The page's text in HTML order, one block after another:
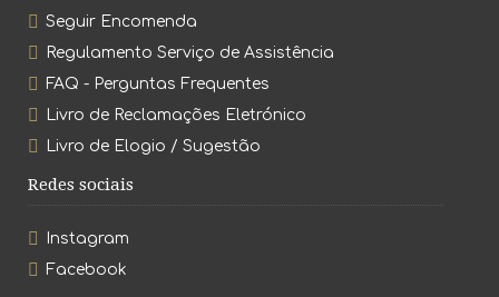
Seguir Encomenda
Regulamento Serviço de Assistência
FAQ - Perguntas Frequentes
Livro de Reclamações Eletrónico
Livro de Elogio / Sugestão
Redes sociais
Instagram
Facebook